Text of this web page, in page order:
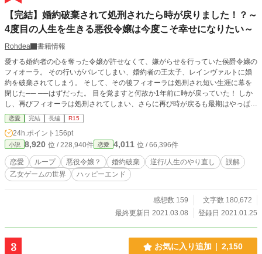
【完結】婚約破棄されて処刑されたら時が戻りました！？～
4度目の人生を生きる悪役令嬢は今度こそ幸せになりたい～
Rohdea
書籍情報
愛する婚約者の心を奪った令嬢が許せなくて、嫌がらせを行っていた侯爵令嬢の
フィオーラ。 その行いがバレてしまい、婚約者の王太子、レインヴァルトに婚
約を破棄されてしまう。 そして、その後フィオーラは処刑され短い生涯に幕を
閉じた── ──はずだった。 目を覚ますと何故か1年前に時が戻っていた！ しか
し、再びフィオーラは処刑されてしまい、さらに再び時が戻るも最期はやっぱり
死を迎えてしまう。 そんな悪夢のような1年間のループを繰り返していたフィオ
ーラの4度目の人生の始まりはそれまでと違っていた。 もしかしたら、今度こそ
幸せになれる人生が送れるのでは？ その手始めとして、まず殿下に婚約解消を
持ちかける事にしたのだがーー…… 4度目の人生を生きるフィオーラは、今度こ
そ幸せを掴めるのか。 そして時戻りに隠された秘密とは……
恋愛 完結 長編 R15
24h.ポイント 156pt
小説 8,920 位 / 228,940件 恋愛 4,011 位 / 66,396件
恋愛 ループ 悪役令嬢？ 婚約破棄 逆行/人生のやり直し
誤解
乙女ゲームの世界
ハッピーエンド
感想数 159
文字数 180,672
最終更新日 2021.03.08
登録日 2021.01.25
3 お気に入り追加 2,150